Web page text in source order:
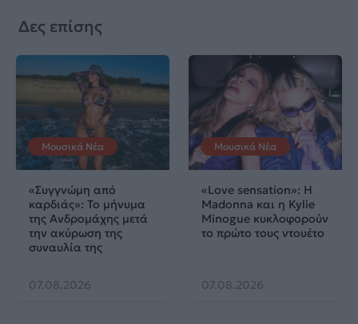
Δες επίσης
Μουσικά Νέα
«Συγγνώμη από
καρδιάς»: Το μήνυμα
της Ανδρομάχης μετά
την ακύρωση της
συναυλία της
07.08.2026
Μουσικά Νέα
«Love sensation»: Η
Madonna και η Kylie
Minogue κυκλοφορούν
το πρώτο τους ντουέτο
07.08.2026